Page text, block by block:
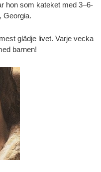
hon som kateket med 3–6-
Georgia.
glädje livet. Varje vecka
barnen!